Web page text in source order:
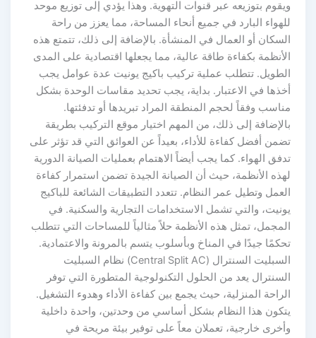
ويقوم بتوزيعه عبر قنوات التهوية. وهذا يؤدي إلى توزيع موحد
للهواء البارد في جميع أنحاء المساحة، مما يعزز من راحة
السكان أو العمال في المنشأة. بالإضافة إلى ذلك، تتمتع هذه
الأنظمة بكفاءة طاقة عالية، مما يجعلها اقتصادية على المدى
الطويل. تتطلب عملية تركيب باكيج يونيت عدة عوامل يجب
أخذها في الاعتبار. بداية، يجب تحديد مقاسات الوحدة بشكل
مناسب وفقاً لحجم المنطقة المراد تبريدها أو تدفئتها.
بالإضافة إلى ذلك، من المهم اختيار موقع التركيب بطريقة
تضمن أفضل كفاءة للأداء، بعيداً عن العوائق التي قد تؤثر على
تدفق الهواء. كما يجب أيضاً الاهتمام بعمليات الصيانة الدورية
لهذه الأنظمة، حيث أن الصيانة الجيدة تضمن استمرار كفاءة
العمل وتطيل عمر النظام. تتعدد التطبيقات الشائعة للباكيج
يونيت، والتي تشمل الاستخدامات التجارية والسكنية. في
المجمل، تمثل هذه الأنظمة حلاً مثالياً للمساحات التي تتطلب
تحكمًا جيدًا في المناخ وبأسلوب يتسم بالمرونة والاعتمادية.
السبليت السنترال (Central Split AC) نظام السبليت
السنترال يعد من الحلول التكنولوجية المتطورة التي توفر
الراحة المنزلية، حيث يجمع بين كفاءة الأداء وهدوء التشغيل.
يتكون هذا النظام بشكل أساسي من وحدتين، واحدة داخلية
وأخرى خارجية، تعملان معاً على توفير بيئة مريحة في